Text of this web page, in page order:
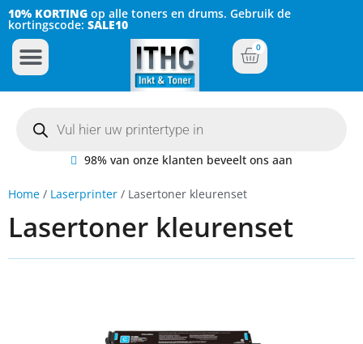
10% KORTING op alle toners en drums. Gebruik de
kortingscode: SALE10
0
98% van onze klanten beveelt ons aan
Home / Laserprinter / Lasertoner kleurenset
Lasertoner kleurenset